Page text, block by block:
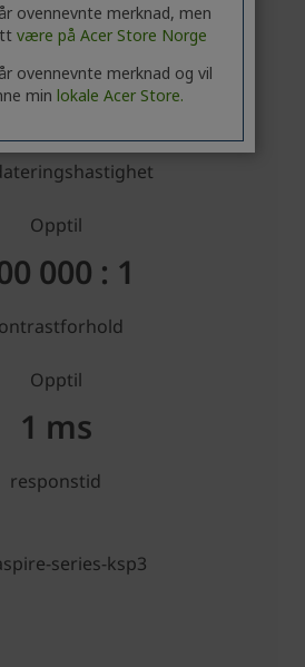
ovennevnte merknad, men
være på Acer Store Norge
ovennevnte merknad og vil
min lokale Acer Store.